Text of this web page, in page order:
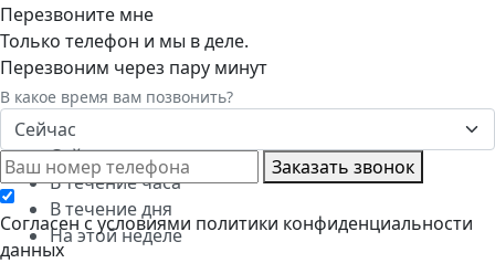
Перезвоните мне
Только телефон и мы в деле.
Перезвоним через пару минут
В какое время вам позвонить?
Сейчас
Сейчас
В течение часа
В течение дня
На этой неделе
Заказать звонок
Cогласен с условиями политики конфиденциальности
данных